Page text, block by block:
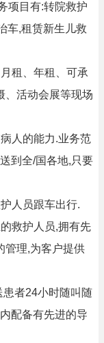
项目有:转院救护
车,租赁新生儿救
租、年租、可承
、活动会展等现场
人的能力.业务范
到全/国各地,只要
人员跟车出行.
救护人员,拥有先
管理,为客户提供
者24小时随叫随
配备有先进的导